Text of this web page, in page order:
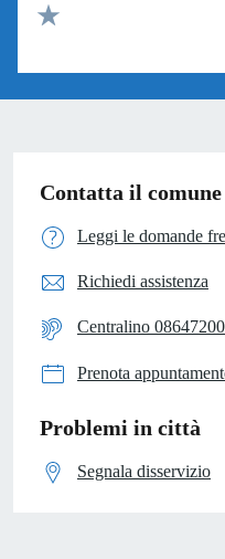
Valuta 2 stelle su 5
Contatta il comune
Leggi le domande
Richiedi assistenza
Centralino
Prenota
Problemi in città
Segnala disservizio